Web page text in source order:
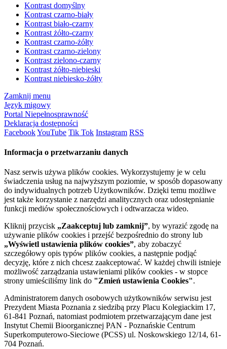
Kontrast domyślny
Kontrast czarno-biały
Kontrast biało-czarny
Kontrast żółto-czarny
Kontrast czarno-żółty
Kontrast czarno-zielony
Kontrast zielono-czarny
Kontrast żółto-niebieski
Kontrast niebiesko-żółty
Zamknij menu
Język migowy
Portal Niepełnosprawność
Deklaracja dostępności
FacebookYouTube Tik Tok Instagram RSS
Informacja o przetwarzaniu danych
Nasz serwis używa plików cookies. Wykorzystujemy je w celu
świadczenia usług na najwyższym poziomie, w sposób dopasowany
do indywidualnych potrzeb Użytkowników. Dzięki temu możliwe
jest także korzystanie z narzędzi analitycznych oraz udostępnianie
funkcji mediów społecznościowych i odtwarzacza wideo.
Kliknij przycisk „Zaakceptuj lub zamknij”, by wyrazić zgodę na
używanie plików cookies i przejść bezpośrednio do strony lub
„Wyświetl ustawienia plików cookies”, aby zobaczyć
szczegółowy opis typów plików cookies, a następnie podjąć
decyzję, które z nich chcesz zaakceptować. W każdej chwili istnieje
możliwość zarządzania ustawieniami plików cookies - w stopce
strony umieściliśmy link do "Zmień ustawienia Cookies".
Administratorem danych osobowych użytkowników serwisu jest
Prezydent Miasta Poznania z siedzibą przy Placu Kolegiackim 17,
61-841 Poznań, natomiast podmiotem przetwarzającym dane jest
Instytut Chemii Bioorganicznej PAN - Poznańskie Centrum
Superkomputerowo-Sieciowe (PCSS) ul. Noskowskiego 12/14, 61-
704 Poznań.